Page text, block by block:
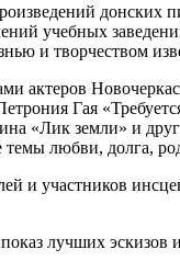
донских
учебных
и творчеством
актеров
Гая
«Лик земли» и
любви, долга,
и участников
лучших эскизов